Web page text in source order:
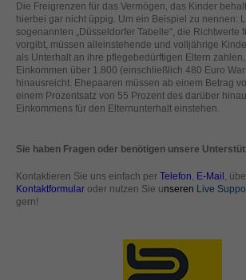
Die Freigrenzen für das Vermögen, das Kinder
hierbei gar nicht üppig. Um ein Beispiel zu nennen:
sogenannten „Düsseldorfer Tabelle“, die Richtwerte
vorgibt, müssen alleinstehende und volljährige
als Unterhalt an ihre pflegebedürftigen Eltern
Einkommen über 1.800 (einschließlich 480 Euro
hinausreicht. Ehepaaren müssen ab einem Betrag
einem Prozentsatz von 55 Prozent des darüber
Einkommens für den Elternunterhalt einstehen.
Sie haben Fragen oder benötigen unsere
Kontaktieren Sie uns einfach per Telefon E-Mail ,
Kontaktformular oder nutzen Sie unseren Live
gern!
powered by Borlabs Cookie